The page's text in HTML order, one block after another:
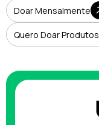
Doar Mensalmente
Quero Doar Produtos